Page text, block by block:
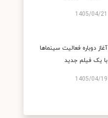
1405/04/21
آغاز دوباره فعالیت سینماها
با یک فیلم جدید
1405/04/19